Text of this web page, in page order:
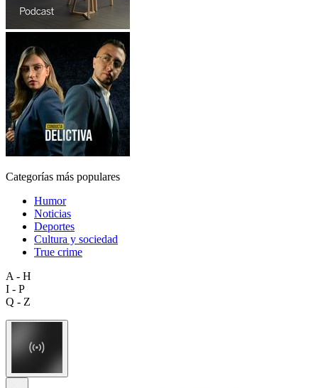
Categorías más populares
Humor
Noticias
Deportes
Cultura y sociedad
True crime
A - H
I - P
Q - Z